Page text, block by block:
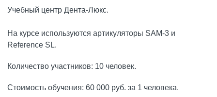
Учебный центр Дента-Люкс.
На курсе используются артикуляторы SAM-3 и
Reference SL.
Количество участников: 10 человек.
Стоимость обучения: 60 000 руб. за 1 человека.